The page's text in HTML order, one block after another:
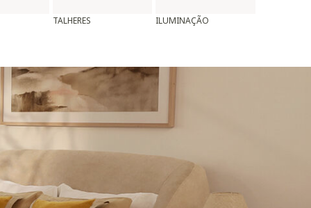
TALHERES ILUMINAÇÃO